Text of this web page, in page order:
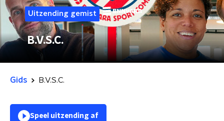
Uitzending gemist
B.V.S.C.
Gids B.V.S.C.
Speel uitzending af